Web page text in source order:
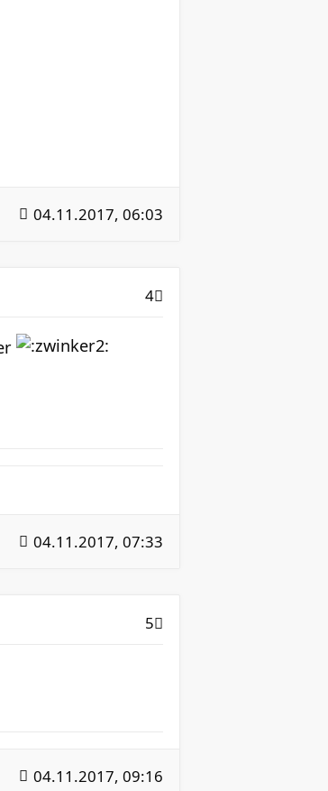
04.11.2017, 06:03
4
04.11.2017, 07:33
5
04.11.2017, 09:16